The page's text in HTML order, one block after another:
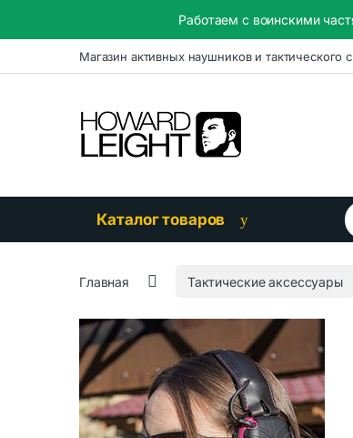
Skip to navigation
Skip to contentМагазин активных наушников и тактического
Каталог товаров
Главная Тактические аксессуары
Работаем с воинскими